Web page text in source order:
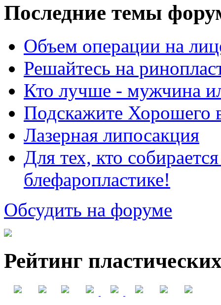
Последние темы
Объем операции на
Решайтесь на
Кто лучше - мужчина
Подскажите Хорошего
Лазерная липосакция
Для тех, кто
блефаропластике!
Обсудить на форуме
Рейтинг